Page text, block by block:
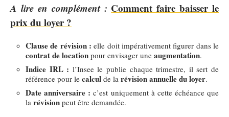
A lire en complément : Comment faire baisser le
prix du loyer ?
Clause de révision : elle doit impérativement figurer dans le
contrat de location pour envisager une augmentation.
Indice IRL : l’Insee le publie chaque trimestre, il sert de
référence pour le calcul de la révision annuelle du loyer.
Date anniversaire : c’est uniquement à cette échéance que
la révision peut être demandée.